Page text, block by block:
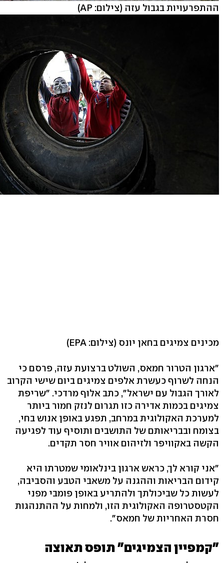
ההתפרעויות בגבול עזה (צילום: AP)
מכינים צמיגים בחאן יונס (צילום: EPA)
"ארגון הטרור חמאס, השולט ברצועת עזה, פרסם כי
הנחה לשרוף כעשרת אלפים צמיגים ביום שישי הקרוב
לאורך הגבול עם ישראל", כתב אלוף מרדכי. "שריפת
צמיגים בכמות אדירה כזו תגרום לנזק חמור ביותר
למערכת האקולוגית במרחב, תפגע באופן אנוש בחי,
בצומח ובבריאותם של התושבים ותוסיף עוד לפגיעה
הקשה באקוויפר ולזיהום אוויר חסר תקדים.
"אני קורא לך, כראש ארגון בינלאומי שמטרתו היא
קידום הבריאות וההגנה על משאבי הטבע והסביבה,
לעשות כל שביכולתך ולהתריע באופן פומבי מפני
הקטסטרופה האקולוגית הזו, ולמחות על ההתנהגות
חסרת האחריות של חמאס".
"קמפיין הצמיגים" תופס תאוצה